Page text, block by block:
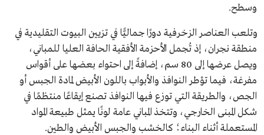
وسطح.
وتلعب العناصر الزخرفية دورًا جماليًّا في تزيين البيوت التقليدية في
منطقة نجران، إذ تُجمل الأحزمة الأفقية الحافة العليا للمباني،
ويصل عرضها إلى 80 سم، إضافةً إلى احتواء بعضها على أقواس
مفرغة، فيما تؤطر النوافذ والأبواب باللون الأبيض لمادة الجبس أو
الجص، والطريقة التي توزع فيها النوافذ تصنع إيقاعًا منتظمًا في
شكل المبنى الخارجي، وتتخذ المباني عامة لونًا يمثل طبيعة المواد
المستعملة أثناء البناء؛ كالخشب والجبس الأبيض والطين.